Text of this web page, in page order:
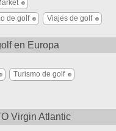
de golf Viajes de golf
en Europa
Turismo de golf
Virgin Atlantic